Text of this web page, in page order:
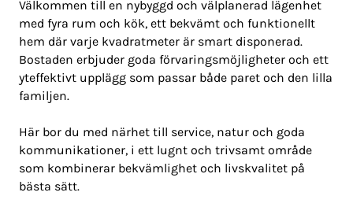
Välkommen till en nybyggd och välplanerad lägenhet
med fyra rum och kök, ett bekvämt och funktionellt
hem där varje kvadratmeter är smart disponerad.
Bostaden erbjuder goda förvaringsmöjligheter och ett
yteffektivt upplägg som passar både paret och den lilla
familjen.
Här bor du med närhet till service, natur och goda
kommunikationer, i ett lugnt och trivsamt område
som kombinerar bekvämlighet och livskvalitet på
bästa sätt.